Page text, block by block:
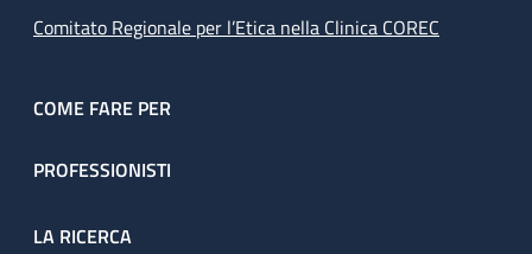
Comitato Regionale per l’Etica nella Clinica COREC
COME FARE PER
PROFESSIONISTI
LA RICERCA